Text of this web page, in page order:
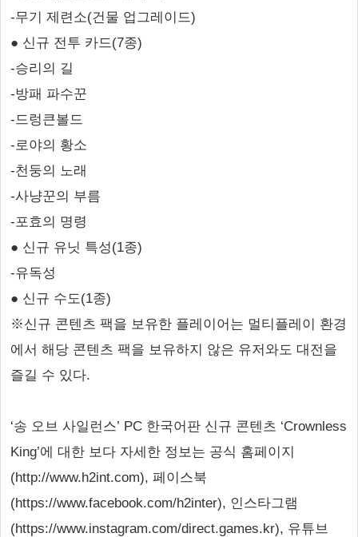
-무기 제련소(건물 업그레이드)
● 신규 전투 카드(7종)
-승리의 길
-방패 파수꾼
-드렁큰볼드
-로야의 황소
-천둥의 노래
-사냥꾼의 부름
-포효의 명령
● 신규 유닛 특성(1종)
-유독성
● 신규 수도(1종)
※신규 콘텐츠 팩을 보유한 플레이어는 멀티플레이 환경
에서 해당 콘텐츠 팩을 보유하지 않은 유저와도 대전을
즐길 수 있다.
‘송 오브 사일런스’ PC 한국어판 신규 콘텐츠 ‘Crownless
King’에 대한 보다 자세한 정보는 공식 홈페이지
(http://www.h2int.com), 페이스북
(https://www.facebook.com/h2inter), 인스타그램
(https://www.instagram.com/direct.games.kr), 유튜브